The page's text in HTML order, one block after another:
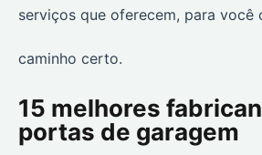
serviços que oferecem, para você
caminho certo.
15 melhores
portas de garagem